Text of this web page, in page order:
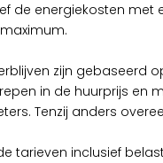
de energiekosten
zijn gebaseerd
in de huurprijs en
Tenzij anders
tarieven inclusief